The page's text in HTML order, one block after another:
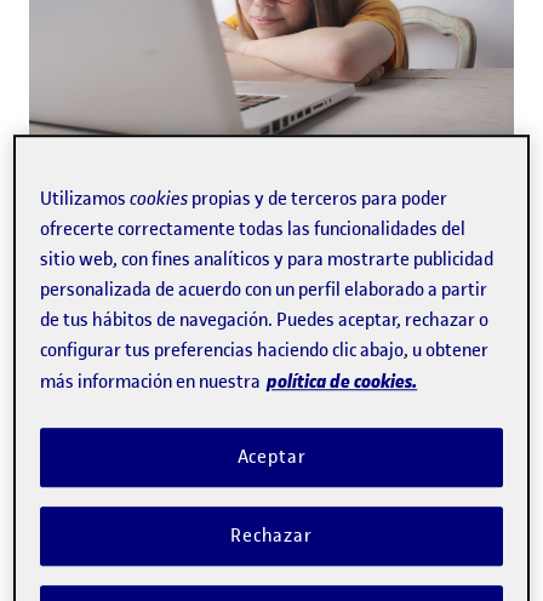
En 2011, con la aplicación de la nueva regulación del
Estatuto Básico del Empleado Público, se amplió el
abanico de oposiciones con grado superior que el
Estado ofrecía. Por esa razón, en los últimos años
formación profesional se ha convertido en uno de
los principales caminos de los jóvenes hacia la
superior y ahora estás pensando en opositar, como
si te estás planteando estudiar una formación
profesional, este artículo es para ti pueste
contaremos a qué oposiciones con grado superior
puedes optar.
Utilizamoscookies propias y de terceros para poder
ofrecerte correctamente todas las funcionalidades del
sitio web, con fines analíticos y para mostrarte publicidad
personalizada de acuerdo con un perfil elaborado a partir
de tus hábitos de navegación. Puedes aceptar, rechazar o
configurar tus preferencias haciendo clic abajo, u obtener
más información en nuestra política de cookies.
Rechazar
Aceptar